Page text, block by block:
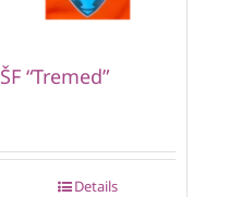
ŠF “Tremed”
Details